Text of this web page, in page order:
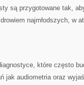
są przygotowane tak,
najmłodszych, w
które często
jak audiometria oraz